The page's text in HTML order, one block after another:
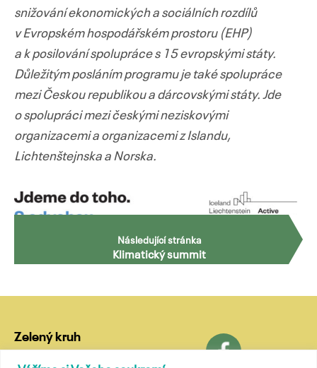
snižování ekonomických a sociálních rozdílů
v Evropském hospodářském prostoru (EHP)
a k posilování spolupráce s 15 evropskými státy.
Důležitým posláním programu je také spolupráce
mezi Českou republikou a dárcovskými státy. Jde
o spolupráci mezi českými neziskovými
organizacemi a organizacemi z Islandu,
Lichtenštejnska a Norska.
Následující stránka
Klimatický summit
Zelený kruh